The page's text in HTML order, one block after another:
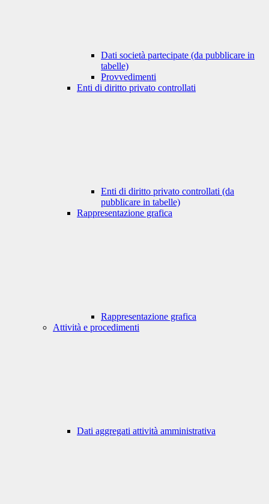
Dati società partecipate (da pubblicare in
tabelle)
Provvedimenti
Enti di diritto privato controllati
Enti di diritto privato controllati (da
pubblicare in tabelle)
Rappresentazione grafica
Rappresentazione grafica
Attività e procedimenti
Dati aggregati attività amministrativa